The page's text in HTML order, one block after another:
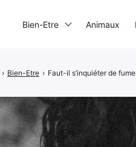
› Bien-Etre › Faut-il s’inquiéter de
Bien-Etre Animaux
Rechercher